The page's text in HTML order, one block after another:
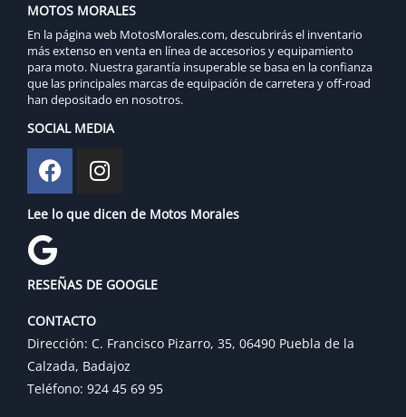
MOTOS MORALES
En la página web MotosMorales.com, descubrirás el inventario
más extenso en venta en línea de accesorios y equipamiento
para moto. Nuestra garantía insuperable se basa en la confianza
que las principales marcas de equipación de carretera y off-road
han depositado en nosotros.
SOCIAL MEDIA
Lee lo que dicen de Motos Morales
RESEÑAS DE GOOGLE
CONTACTO
Dirección: C. Francisco Pizarro, 35, 06490 Puebla de la
Calzada, Badajoz
Teléfono: 924 45 69 95